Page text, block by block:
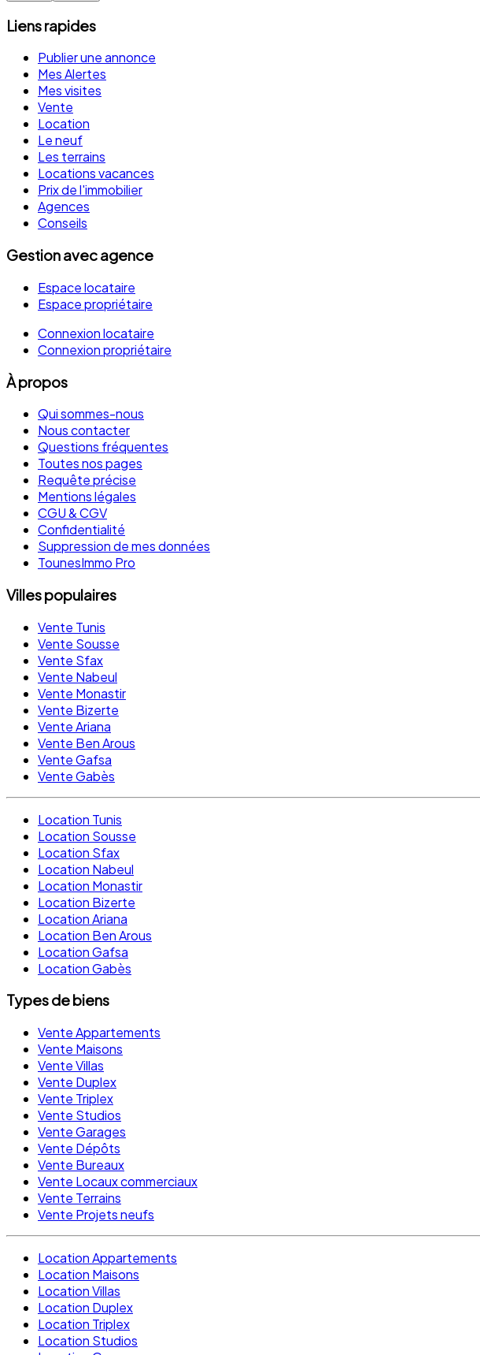
Liens rapides
Publier une annonce
Mes Alertes
Mes visites
Vente
Location
Le neuf
Les terrains
Locations vacances
Prix de l'immobilier
Agences
Conseils
Gestion avec agence
Espace locataire
Espace propriétaire
Connexion locataire
Connexion propriétaire
À propos
Qui sommes-nous
Nous contacter
Questions fréquentes
Toutes nos pages
Requête précise
Mentions légales
CGU & CGV
Confidentialité
Suppression de mes données
TounesImmo Pro
Villes populaires
Vente Tunis
Vente Sousse
Vente Sfax
Vente Nabeul
Vente Monastir
Vente Bizerte
Vente Ariana
Vente Ben Arous
Vente Gafsa
Vente Gabès
Location Tunis
Location Sousse
Location Sfax
Location Nabeul
Location Monastir
Location Bizerte
Location Ariana
Location Ben Arous
Location Gafsa
Location Gabès
Types de biens
Vente Appartements
Vente Maisons
Vente Villas
Vente Duplex
Vente Triplex
Vente Studios
Vente Garages
Vente Dépôts
Vente Bureaux
Vente Locaux commerciaux
Vente Terrains
Vente Projets neufs
Location Appartements
Location Maisons
Location Villas
Location Duplex
Location Triplex
Location Studios